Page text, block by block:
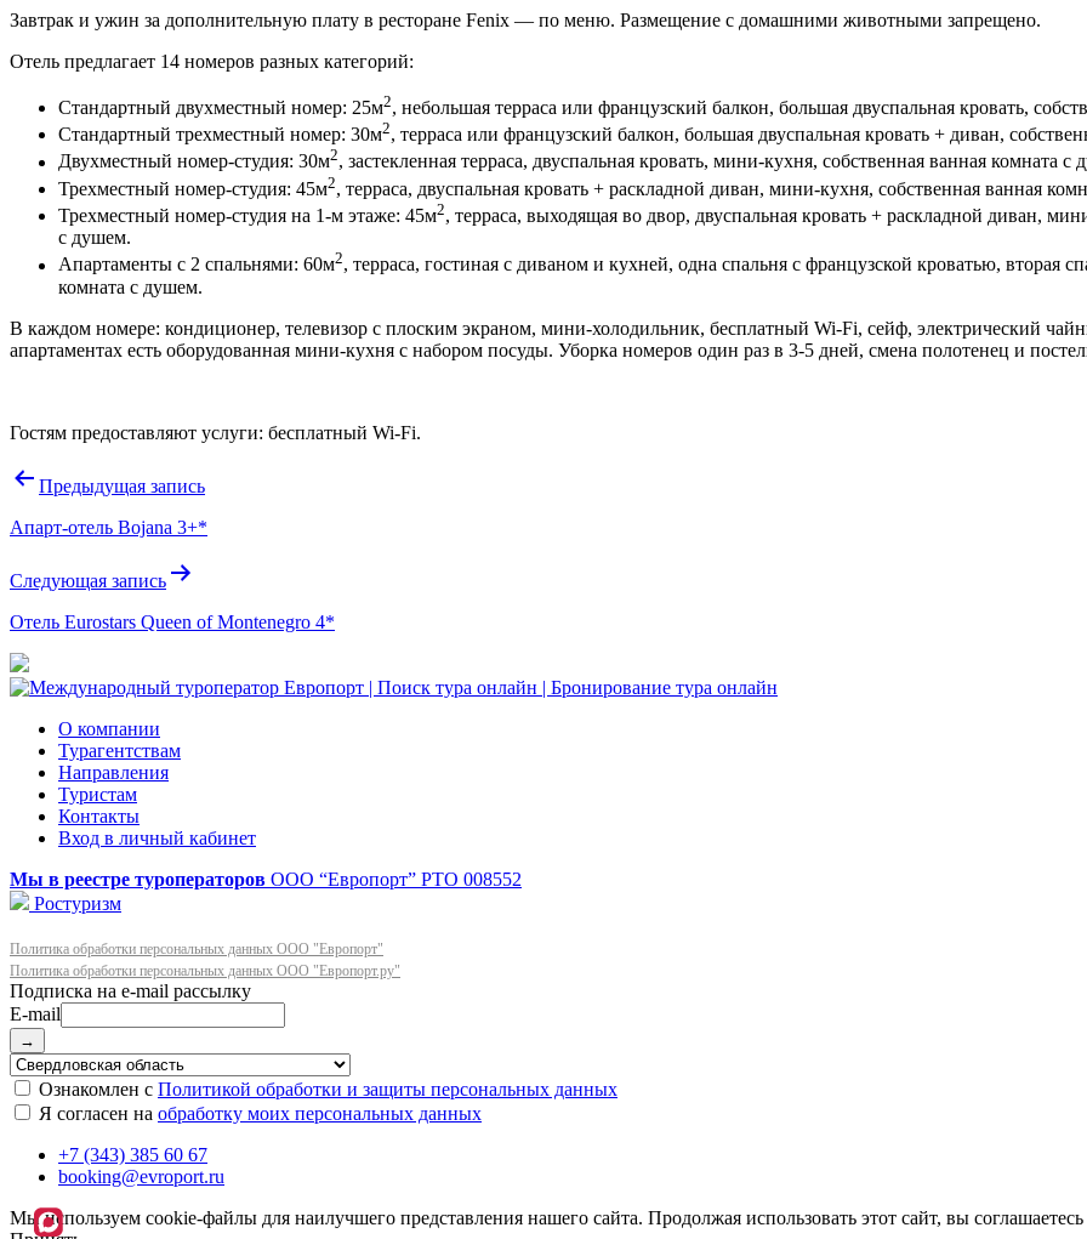
Завтрак и ужин за дополнительную плату в ресторане Fenix — по меню. Размещение с домашними животными запрещено.
Отель предлагает 14 номеров разных категорий:
Стандартный двухместный номер: 25м2, небольшая терраса или французский балкон, большая двуспальная кровать, с
Стандартный трехместный номер: 30м2, терраса или французский балкон, большая двуспальная кровать + диван, с
Двухместный номер-студия: 30м2, застекленная терраса, двуспальная кровать, мини-кухня, собственная ванная комната с
Трехместный номер-студия: 45м2, терраса, двуспальная кровать + раскладной диван, мини-кухня, собственная ванная
Трехместный номер-студия на 1-м этаже: 45м2, терраса, выходящая во двор, двуспальная кровать + раскладной диван,
с душем.
Апартаменты с 2 спальнями: 60м2, терраса, гостиная с диваном и кухней, одна спальня с французской кроватью, вторая
комната с душем.
В каждом номере: кондиционер, телевизор с плоским экраном, мини-холодильник, бесплатный Wi-Fi, сейф, электрический
апартаментах есть оборудованная мини-кухня с набором посуды. Уборка номеров один раз в 3-5 дней, смена полотенец и
Гостям предоставляют услуги: бесплатный Wi-Fi.
Навигация
записям
Предыдущая запись
Апарт-отель Bojana 3+*
Следующая запись
Отель Eurostars Queen of Montenegro 4*
О компании
Турагентствам
Направления
Туристам
Контакты
Вход в личный кабинет
Мы в реестре туроператоров ООО “Европорт” РТО 008552
Ростуризм
Политика обработки персональных данных ООО "Европорт"
Политика обработки персональных данных ООО "Европорт.ру"
E-mail
→
Ознакомлен с Политикой обработки и защиты персональных данных
Я согласен на обработку моих персональных данных
+7 (343) 385 60 67
booking@evroport.ru
Мы используем cookie-файлы для наилучшего представления нашего сайта. Продолжая использовать этот сайт, вы